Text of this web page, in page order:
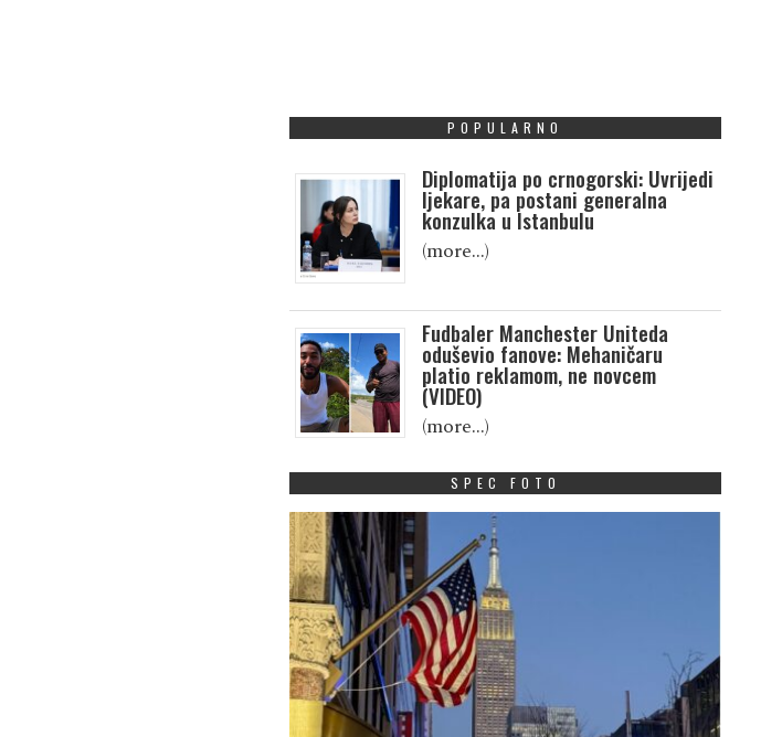
POPULARNO
Diplomatija po crnogorski: Uvrijedi
ljekare, pa postani generalna
konzulka u Istanbulu
(more…)
Fudbaler Manchester Uniteda
oduševio fanove: Mehaničaru
platio reklamom, ne novcem
(VIDEO)
(more…)
SPEC FOTO